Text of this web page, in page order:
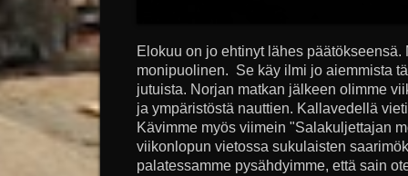
Elokuu on jo ehtinyt lähes päätökseensä.
monipuolinen. Se käy ilmi jo aiemmista
jutuista. Norjan matkan jälkeen olimme
ja ympäristöstä nauttien. Kallavedellä
Kävimme myös viimein "Salakuljettajan
viikonlopun vietossa sukulaisten
palatessamme pysähdyimme, että sain